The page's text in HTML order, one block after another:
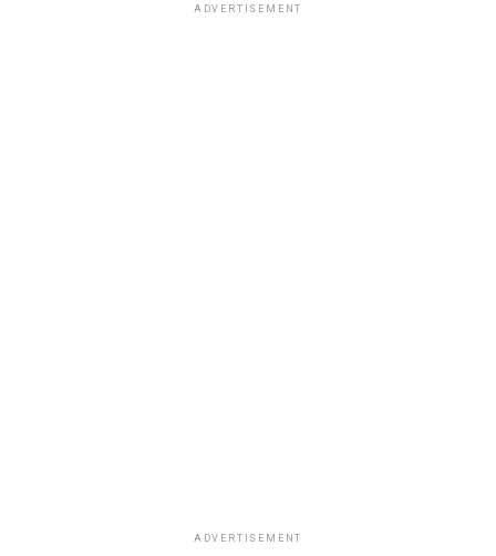
ADVERTISEMENT
ADVERTISEMENT